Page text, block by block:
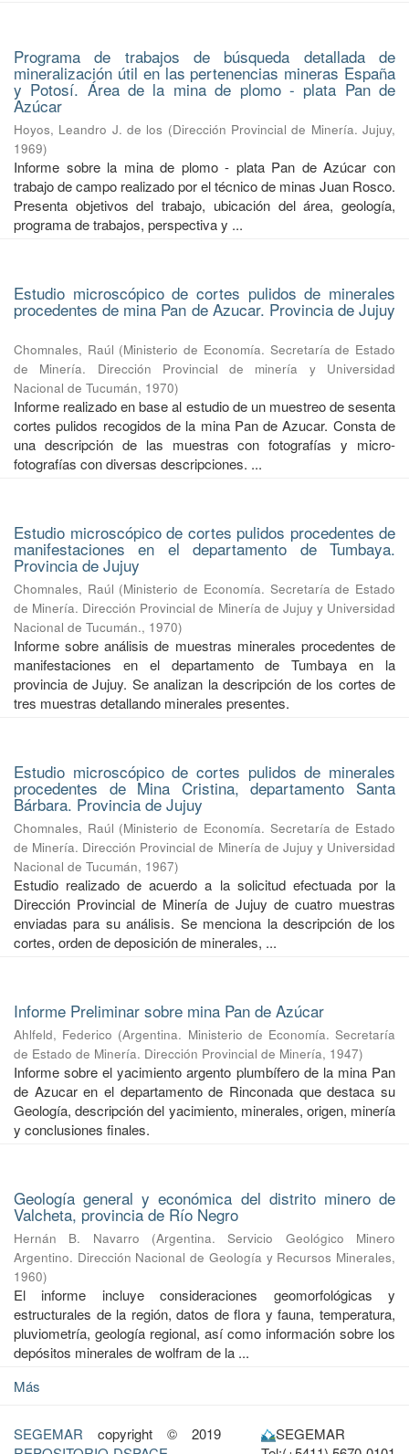
Programa de trabajos de búsqueda detallada de
mineralización útil en las pertenencias mineras España
y Potosí. Área de la mina de plomo - plata Pan de
Azúcar
Hoyos, Leandro J. de los (Dirección Provincial de Minería. Jujuy,
1969)
Informe sobre la mina de plomo - plata Pan de Azúcar con
trabajo de campo realizado por el técnico de minas Juan Rosco.
Presenta objetivos del trabajo, ubicación del área, geología,
programa de trabajos, perspectiva y ...
Estudio microscópico de cortes pulidos de minerales
procedentes de mina Pan de Azucar. Provincia de Jujuy
Chomnales, Raúl (Ministerio de Economía. Secretaría de Estado
de Minería. Dirección Provincial de minería y Universidad
Nacional de Tucumán, 1970)
Informe realizado en base al estudio de un muestreo de sesenta
cortes pulidos recogidos de la mina Pan de Azucar. Consta de
una descripción de las muestras con fotografías y micro-
fotografías con diversas descripciones. ...
Estudio microscópico de cortes pulidos procedentes de
manifestaciones en el departamento de Tumbaya.
Provincia de Jujuy
Chomnales, Raúl (Ministerio de Economía. Secretaría de Estado
de Minería. Dirección Provincial de Minería de Jujuy y Universidad
Nacional de Tucumán., 1970)
Informe sobre análisis de muestras minerales procedentes de
manifestaciones en el departamento de Tumbaya en la
provincia de Jujuy. Se analizan la descripción de los cortes de
tres muestras detallando minerales presentes.
Estudio microscópico de cortes pulidos de minerales
procedentes de Mina Cristina, departamento Santa
Bárbara. Provincia de Jujuy
Chomnales, Raúl (Ministerio de Economía. Secretaría de Estado
de Minería. Dirección Provincial de Minería de Jujuy y Universidad
Nacional de Tucumán, 1967)
Estudio realizado de acuerdo a la solicitud efectuada por la
Dirección Provincial de Minería de Jujuy de cuatro muestras
enviadas para su análisis. Se menciona la descripción de los
cortes, orden de deposición de minerales, ...
Informe Preliminar sobre mina Pan de Azúcar
Ahlfeld, Federico (Argentina. Ministerio de Economía. Secretaría
de Estado de Minería. Dirección Provincial de Minería, 1947)
Informe sobre el yacimiento argento plumbífero de la mina Pan
de Azucar en el departamento de Rinconada que destaca su
Geología, descripción del yacimiento, minerales, origen, minería
y conclusiones finales.
Geología general y económica del distrito minero de
Valcheta, provincia de Río Negro
Hernán B. Navarro (Argentina. Servicio Geológico Minero
Argentino. Dirección Nacional de Geología y Recursos Minerales,
1960)
El informe incluye consideraciones geomorfológicas y
estructurales de la región, datos de flora y fauna, temperatura,
pluviometría, geología regional, así como información sobre los
depósitos minerales de wolfram de la ...
Más
SEGEMAR copyright © 2019
SEGEMAR